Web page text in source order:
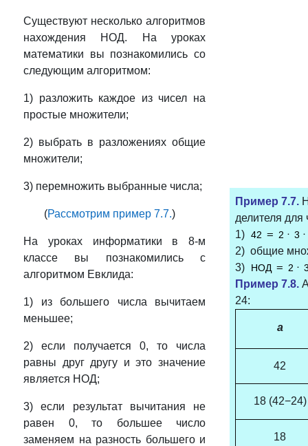
Существуют несколько алгоритмов
нахождения НОД. На уроках
математики вы познакомились со
следующим алгоритмом:
1) разложить каждое из чисел на
простые множители;
2) выбрать в разложениях общие
множители;
3) перемножить выбранные числа;
(Рассмотрим пример 7.7.)
На уроках информатики в 8-м
классе вы познакомились с
алгоритмом Евклида:
1)
из большего числа вычитаем
меньшее;
2) если получается 0, то числа
равны друг другу и это значение
является НОД;
3) если результат вычитания не
равен 0, то большее число
заменяем на разность большего и
Пример 7.7.
делителя для
1)
2) общие
3)
Пример 7.8.
24:
a
42
18 (42−24)
18